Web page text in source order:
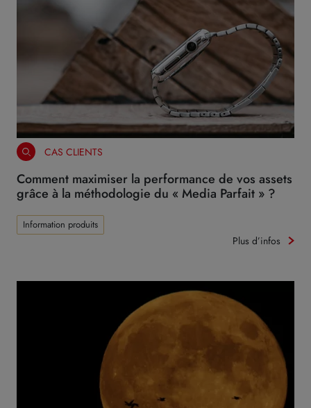
CAS CLIENTS
Comment maximiser la performance de vos assets
grâce à la méthodologie du « Media Parfait » ?
Information produits
Plus d’infos